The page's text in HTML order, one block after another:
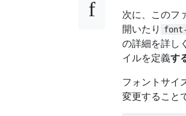
次に、このフ
開いたり
の詳細を詳し
イルを定義す
フォントサイ
変更すること